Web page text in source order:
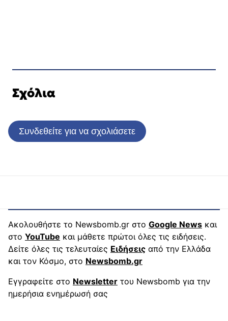
Σχόλια
Συνδεθείτε για να σχολιάσετε
Ακολουθήστε το Newsbomb.gr στο Google News και
στο YouTube και μάθετε πρώτοι όλες τις ειδήσεις.
Δείτε όλες τις τελευταίες Ειδήσεις από την Ελλάδα
και τον Κόσμο, στο Newsbomb.gr
Εγγραφείτε στο Newsletter του Newsbomb για την
ημερήσια ενημέρωσή σας